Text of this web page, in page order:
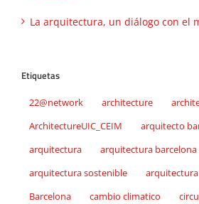
La arquitectura, un diálogo con el
Etiquetas
22@network architecture
ArchitectureUIC_CEIM
arquitecto
arquitectura
arquitectura barcelona
arquitectura sostenible
Barcelona
cambio climatico